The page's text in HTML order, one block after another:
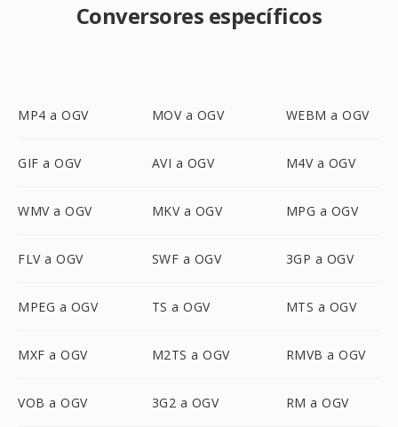
Conversores específicos
MP4 a OGV MOV a OGV WEBM a OGV
GIF a OGV AVI a OGV M4V a OGV
WMV a OGV MKV a OGV MPG a OGV
FLV a OGV SWF a OGV 3GP a OGV
MPEG a OGV TS a OGV MTS a OGV
MXF a OGV M2TS a OGV RMVB a OGV
VOB a OGV 3G2 a OGV RM a OGV